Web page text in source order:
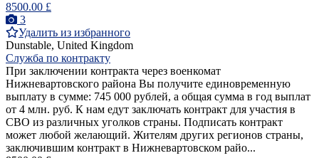
8500.00 £
3
Удалить из избранного
Dunstable, United Kingdom
Служба по контракту
При заключении контракта через военкомат
Нижневартовского района Вы получите единовременную
выплату в сумме: 745 000 рублей, а общая сумма в год выплат
от 4 млн. руб. К нам едут заключать контракт для участия в
СВО из различных уголков страны. Подписать контракт
может любой желающий. Жителям других регионов страны,
заключившим контракт в Нижневартовском райо...